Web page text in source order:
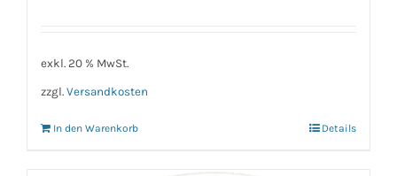
exkl. 20 % MwSt.
zzgl. Versandkosten
In den Warenkorb Details